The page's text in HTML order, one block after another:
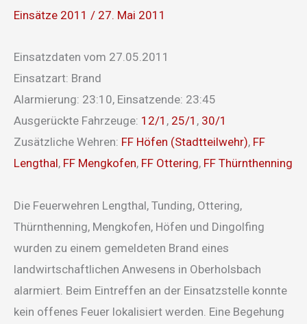
Einsätze 2011 / 27. Mai 2011
Einsatzdaten vom 27.05.2011
Einsatzart: Brand
Alarmierung: 23:10, Einsatzende: 23:45
Ausgerückte Fahrzeuge: 12/1 , 25/1 , 30/1
Zusätzliche Wehren: FF Höfen (Stadtteilwehr), FF
Lengthal, FF Mengkofen, FF Ottering, FF Thürnthenning
Die Feuerwehren Lengthal, Tunding, Ottering,
Thürnthenning, Mengkofen, Höfen und Dingolfing
wurden zu einem gemeldeten Brand eines
landwirtschaftlichen Anwesens in Oberholsbach
alarmiert. Beim Eintreffen an der Einsatzstelle konnte
kein offenes Feuer lokalisiert werden. Eine Begehung